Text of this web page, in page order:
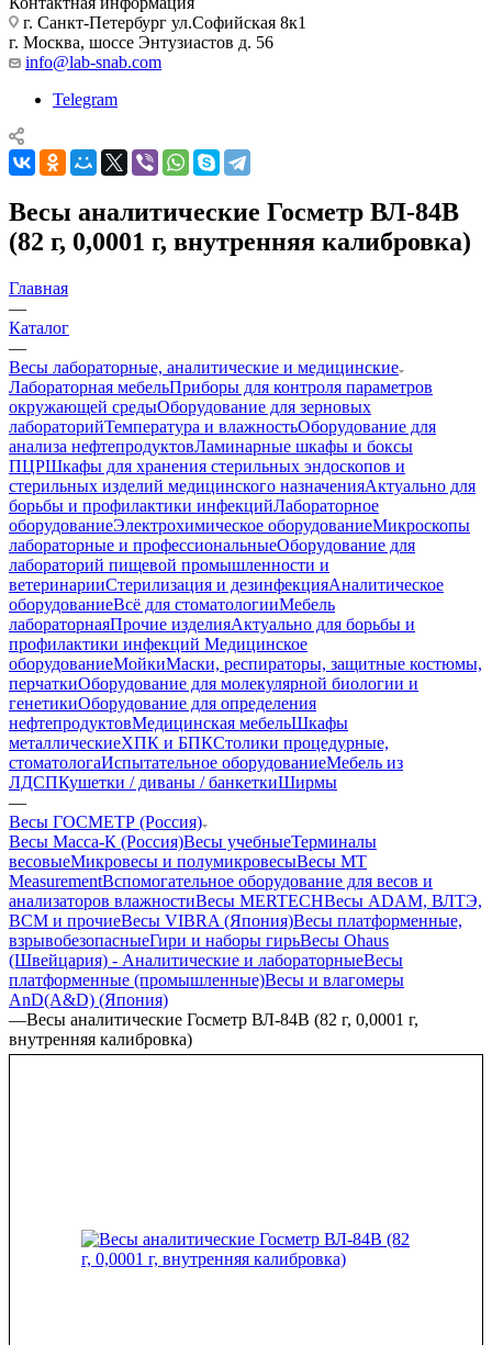
г. Санкт-Петербург ул.Софийская 8к1
г. Москва, шоссе Энтузиастов д. 56
info@lab-snab.com
Telegram
Весы аналитические Госметр ВЛ-84B
(82 г, 0,0001 г, внутренняя калибровка)
Главная
—
Каталог
—
Весы лабораторные, аналитические и медицинские
Лабораторная мебельПриборы для контроля параметров
окружающей средыОборудование для зерновых
лабораторийТемпература и влажностьОборудование для
анализа нефтепродуктовЛаминарные шкафы и боксы
ПЦРШкафы для хранения стерильных эндоскопов и
стерильных изделий медицинского назначенияАктуально для
борьбы и профилактики инфекцийЛабораторное
оборудованиеЭлектрохимическое оборудованиеМикроскопы
лабораторные и профессиональныеОборудование для
лабораторий пищевой промышленности и
ветеринарииСтерилизация и дезинфекцияАналитическое
оборудованиеВсё для стоматологииМебель
лабораторнаяПрочие изделияАктуально для борьбы и
профилактики инфекций Медицинское
оборудованиеМойкиМаски, респираторы, защитные костюмы,
перчаткиОборудование для молекулярной биологии и
генетикиОборудование для определения
нефтепродуктовМедицинская мебельШкафы
металлическиеХПК и БПКСтолики процедурные,
стоматологаИспытательное оборудованиеМебель из
ЛДСПКушетки / диваны / банкеткиШирмы
—
Весы ГОСМЕТР (Россия)
Весы Масса-К (Россия)Весы учебныеТерминалы
весовыеМикровесы и полумикровесыВесы MT
MeasurementВспомогательное оборудование для весов и
анализаторов влажностиВесы MERTECHВесы ADAM, ВЛТЭ,
BCM и прочиеВесы VIBRA (Япония)Весы платформенные,
взрывобезопасныеГири и наборы гирьВесы Ohaus
(Швейцария) - Аналитические и лабораторныеВесы
платформенные (промышленные)Весы и влагомеры
AnD(A&D) (Япония)
—Весы аналитические Госметр ВЛ-84B (82 г, 0,0001 г,
внутренняя калибровка)